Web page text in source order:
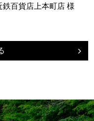
鉄百貨店上本町店 様